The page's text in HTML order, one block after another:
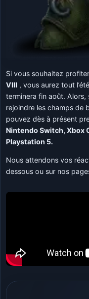
Si vous souhaitez
VIII , vous aurez tout
terminera fin août. Alors,
rejoindre les champs de
pouvez dès à présent
Nintendo Switch, Xbox
Playstation 5.
Nous attendons vos
dessous ou sur nos